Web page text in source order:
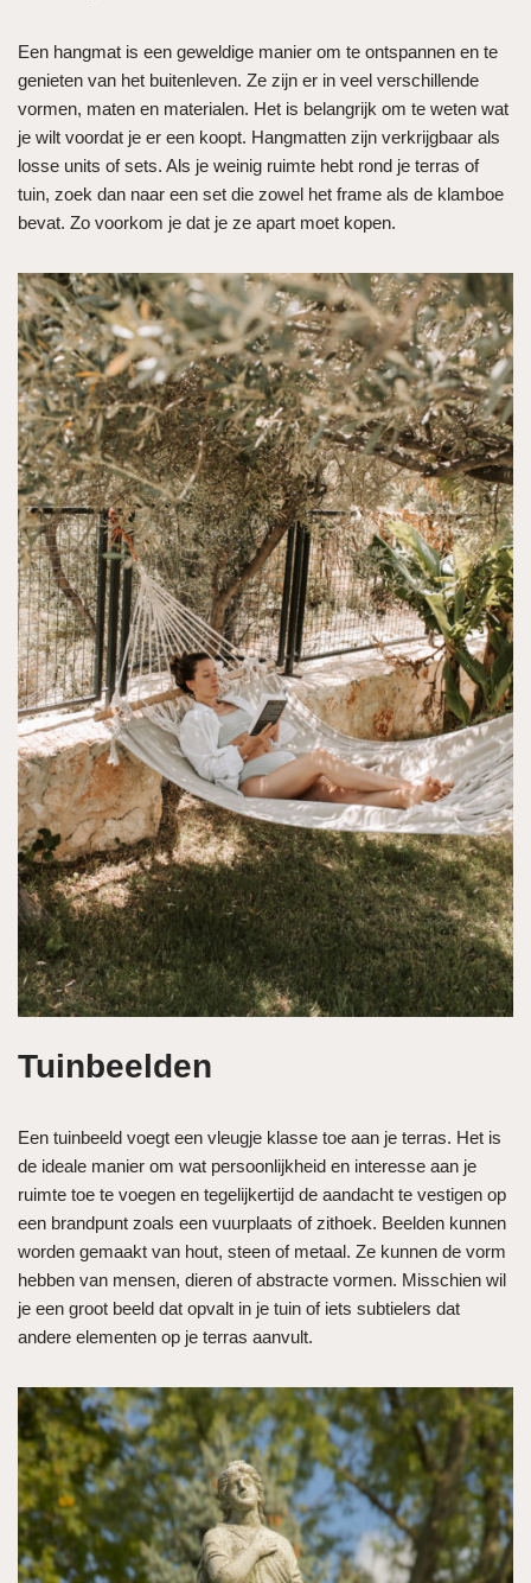
Een hangmat is een geweldige manier om te ontspannen en te
genieten van het buitenleven. Ze zijn er in veel verschillende
vormen, maten en materialen. Het is belangrijk om te weten wat
je wilt voordat je er een koopt. Hangmatten zijn verkrijgbaar als
losse units of sets. Als je weinig ruimte hebt rond je terras of
tuin, zoek dan naar een set die zowel het frame als de klamboe
bevat. Zo voorkom je dat je ze apart moet kopen.
Tuinbeelden
Een tuinbeeld voegt een vleugje klasse toe aan je terras. Het is
de ideale manier om wat persoonlijkheid en interesse aan je
ruimte toe te voegen en tegelijkertijd de aandacht te vestigen op
een brandpunt zoals een vuurplaats of zithoek. Beelden kunnen
worden gemaakt van hout, steen of metaal. Ze kunnen de vorm
hebben van mensen, dieren of abstracte vormen. Misschien wil
je een groot beeld dat opvalt in je tuin of iets subtielers dat
andere elementen op je terras aanvult.